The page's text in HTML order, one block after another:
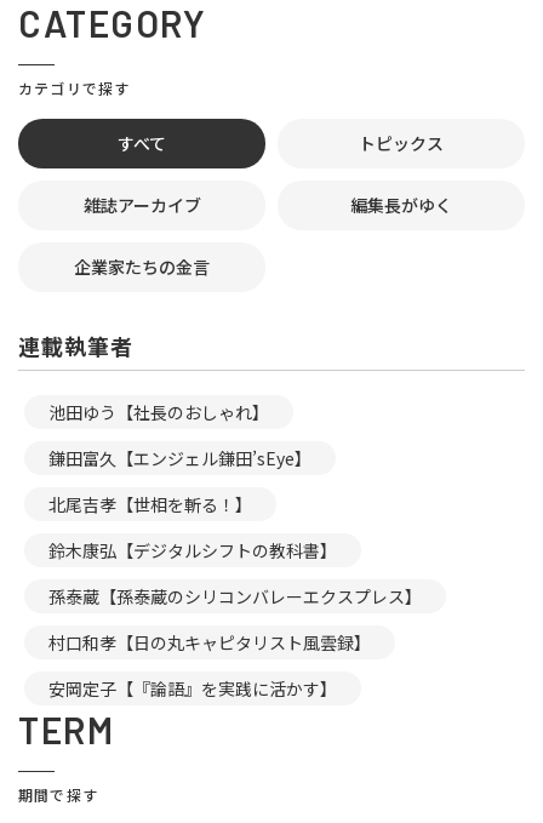
CATEGORY
カテゴリで探す
すべて トピックス
雑誌アーカイブ 編集長がゆく
企業家たちの金言
連載執筆者
池田ゆう【社長のおしゃれ】
鎌田富久【エンジェル鎌田’sEye】
北尾吉孝【世相を斬る！】
鈴木康弘【デジタルシフトの教科書】
孫泰蔵【孫泰蔵のシリコンバレーエクスプレス】
村口和孝【日の丸キャピタリスト風雲録】
安岡定子【『論語』を実践に活かす】
TERM
期間で探す